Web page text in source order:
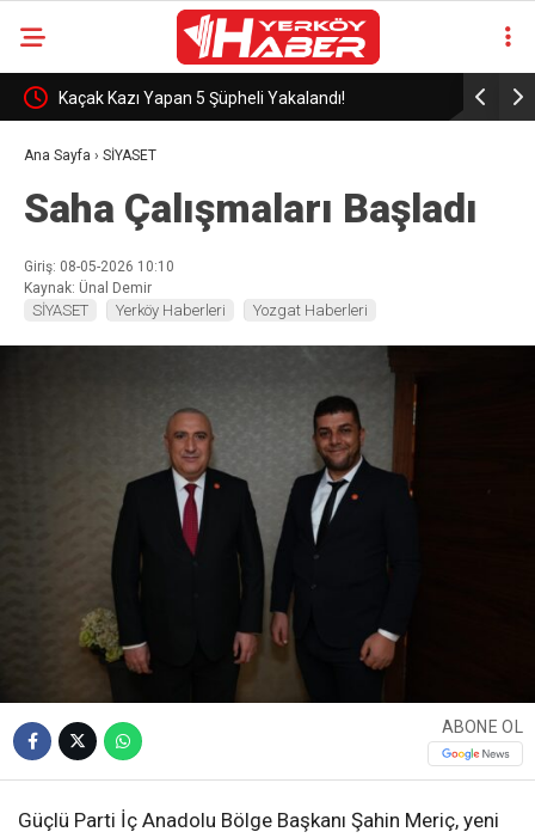
Kaçak Kazı Yapan 5 Şüpheli Yakalandı! GSB 550
Ana Sayfa › SİYASET
Saha Çalışmaları Başladı
Giriş: 08-05-2026 10:10
Kaynak: Ünal Demir
SİYASET Yerköy Haberleri Yozgat Haberleri
ABONE OL
Güçlü Parti İç Anadolu Bölge Başkanı Şahin Meriç, yeni